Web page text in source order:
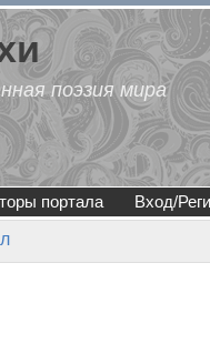
поэзия мира
портала Вход/